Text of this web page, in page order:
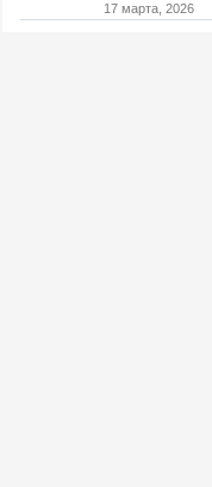
17 марта, 2026